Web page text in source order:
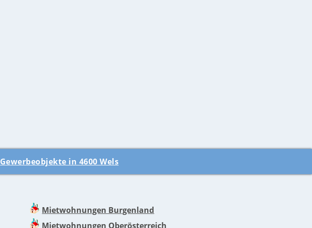
Gewerbeobjekte in 4600 Wels
Mietwohnungen Burgenland
Mietwohnungen Oberösterreich